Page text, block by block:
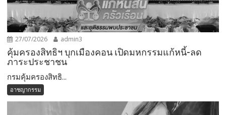
27/07/2026 admin3
คุ้มครองสิทธิฯ บุกเมืองคอน เปิดมหกรรมแก้หนี้-ลด
ภาระประชาชน
กรมคุ้มครองสิทธิ...
อาชญากรรม